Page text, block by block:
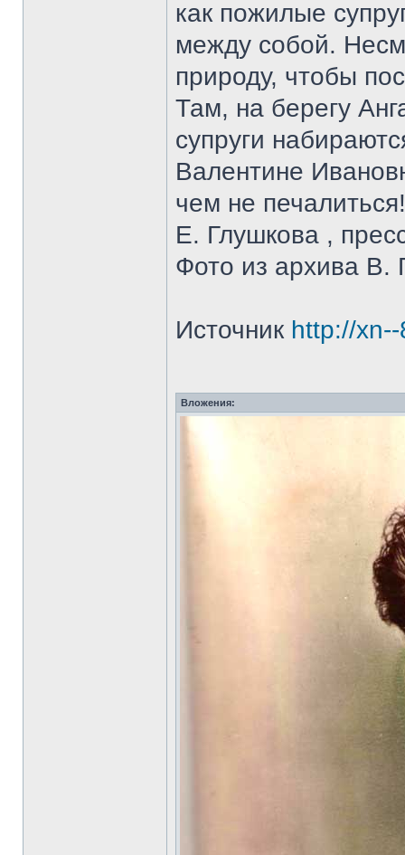
как пожилые
между собой.
природу, чтобы
Там, на берегу
супруги
Валентине
чем не печалиться!
Е. Глушкова ,
Фото из архива В.
Источник http://
Вложения: